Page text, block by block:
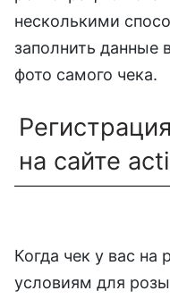
несколькими
заполнить данные
фото самого чека.
на сайте
Когда чек у вас на
условиям для